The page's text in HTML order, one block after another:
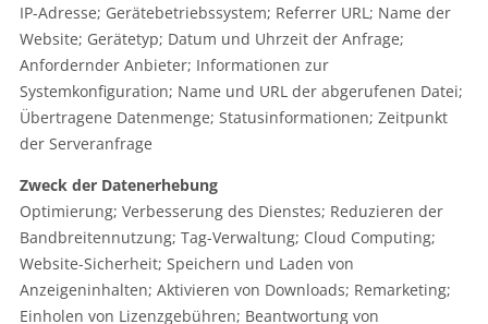
IP-Adresse; Gerätebetriebssystem; Referrer URL; Name der
Website; Gerätetyp; Datum und Uhrzeit der Anfrage;
Anfordernder Anbieter; Informationen zur
Systemkonfiguration; Name und URL der abgerufenen Datei;
Übertragene Datenmenge; Statusinformationen; Zeitpunkt
der Serveranfrage
Zweck der Datenerhebung
Optimierung; Verbesserung des Dienstes; Reduzieren der
Bandbreitennutzung; Tag-Verwaltung; Cloud Computing;
Website-Sicherheit; Speichern und Laden von
Anzeigeninhalten; Aktivieren von Downloads; Remarketing;
Einholen von Lizenzgebühren; Beantwortung von